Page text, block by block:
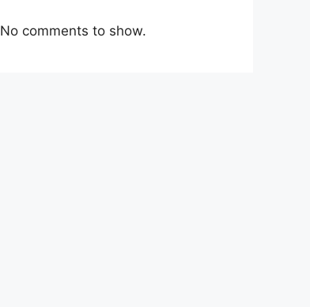
No comments to show.